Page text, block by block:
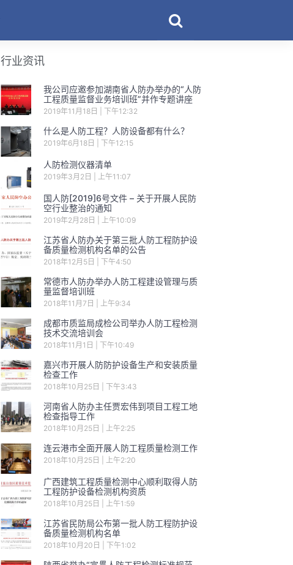
行业资讯
我公司应邀参加湖南省人防办举办的“人防
工程质量监督业务培训班”并作专题讲座
2019年11月18日 下午12:32
什么是人防工程？人防设备都有什么？
2019年6月18日 下午12:15
人防检测仪器清单
2019年3月2日 上午11:07
国人防[2019]6号文件 – 关于开展人民防
空行业整治的通知
2019年2月28日 上午10:09
江苏省人防办关于第三批人防工程防护设
备质量检测机构名单的公告
2018年12月5日 下午4:50
常德市人防办举办人防工程建设管理与质
量监督培训班
2018年11月7日 上午9:34
成都市质监局成检公司举办人防工程检测
技术交流培训会
2018年11月1日 下午10:49
嘉兴市开展人防防护设备生产和安装质量
检查工作
2018年10月25日 下午3:43
河南省人防办主任贾宏伟到项目工程工地
检查指导工作
2018年10月25日 上午2:25
连云港市全面开展人防工程质量检测工作
2018年10月25日 上午2:20
广西建筑工程质量检测中心顺利取得人防
工程防护设备检测机构资质
2018年10月25日 上午1:59
江苏省民防局公布第一批人防工程防护设
备质量检测机构名单
2018年10月20日 下午1:02